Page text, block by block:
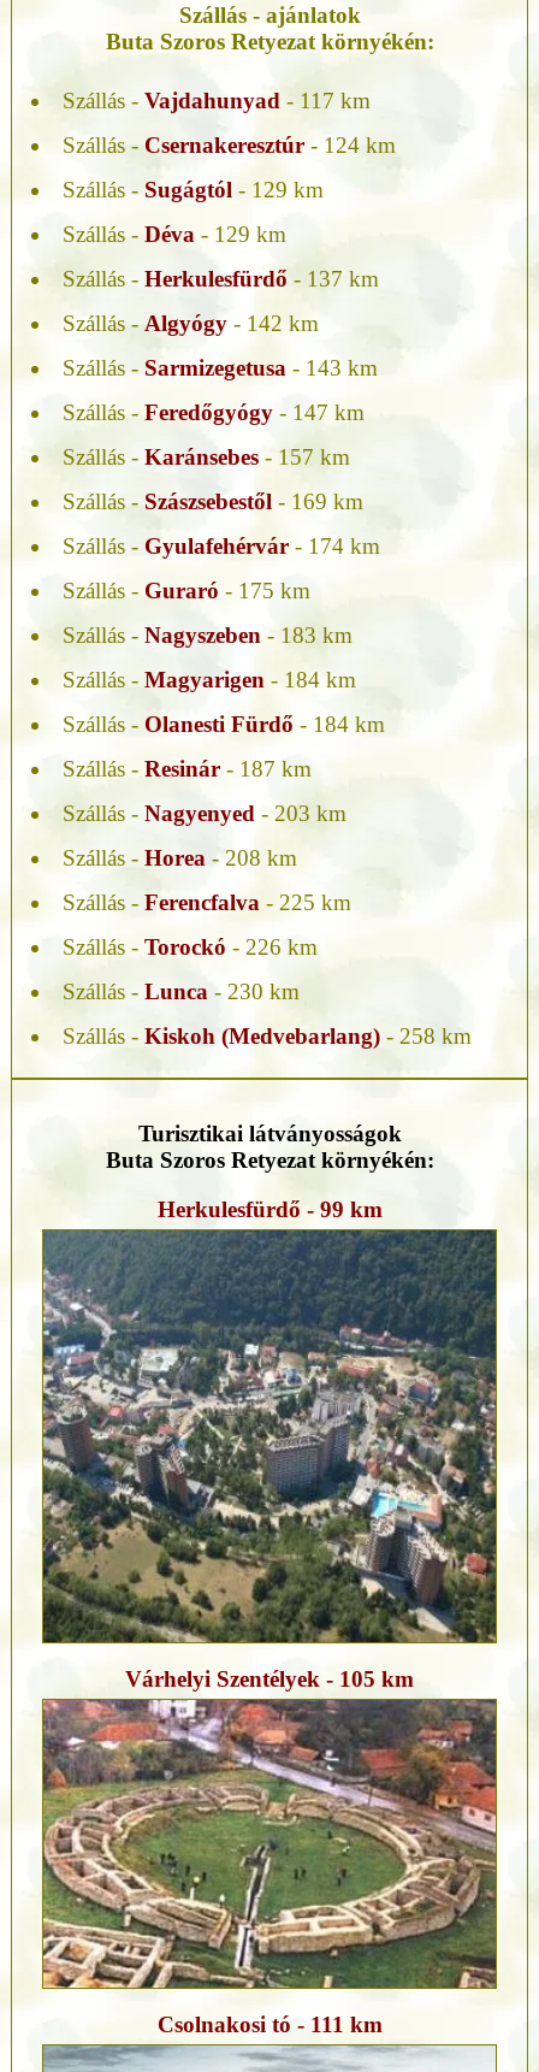
Szállás - ajánlatok
Buta Szoros Retyezat környékén:
Szállás - Vajdahunyad- 117 km
Szállás - Csernakeresztúr- 124 km
Szállás - Sugágtól- 129 km
Szállás - Déva- 129 km
Szállás - Herkulesfürdő - 137 km
Szállás - Algyógy- 142 km
Szállás - Sarmizegetusa- 143 km
Szállás - Feredőgyógy- 147 km
Szállás - Karánsebes- 157 km
Szállás - Szászsebestől- 169 km
Szállás - Gyulafehérvár- 174 km
Szállás - Guraró - 175 km
Szállás - Nagyszeben- 183 km
Szállás - Magyarigen- 184 km
Szállás - Olanesti Fürdő - 184 km
Szállás - Resinár- 187 km
Szállás - Nagyenyed- 203 km
Szállás - Horea- 208 km
Szállás - Ferencfalva- 225 km
Szállás - Torockó - 226 km
Szállás - Lunca- 230 km
Szállás - Kiskoh (Medvebarlang)- 258 km
Turisztikai látványosságok
Buta Szoros Retyezat környékén:
Herkulesfürdő - 99 km
Várhelyi Szentélyek - 105 km
Csolnakosi tó - 111 km